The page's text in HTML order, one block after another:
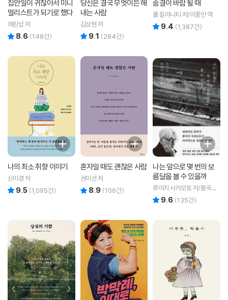
집안일이 귀찮아서 미니
멀리스트가 되기로 했다
에린남 저
8.6 (148건)
당신은 결국 무엇이든 해
내는 사람
김상현 저
9.1 (284건)
숨결이 바람 될 때
폴 칼라니티 저/이종인 역
9.4 (1,387건)
나의 최소 취향 이야기
신미경 저
9.5 (1,095건)
혼자일 때도 괜찮은 사람
권미선 저
8.9 (106건)
나는 앞으로 몇 번의 보
름달을 볼 수 있을까
류이치 사카모토 저/황국영
역 9.6 (135건)